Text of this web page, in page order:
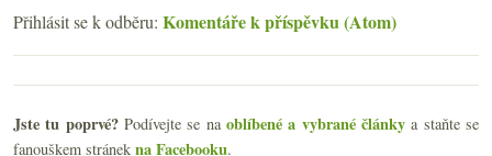
Přihlásit se k odběru: Komentáře k příspěvku (Atom)
Jste tu poprvé?Podívejte se naoblíbené a vybrané články a staňte se
fanouškem stránek na Facebooku.